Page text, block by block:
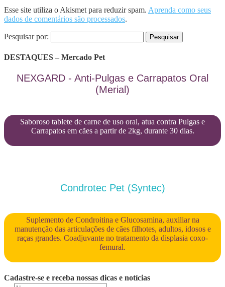
Esse site utiliza o Akismet para reduzir spam. Aprenda como seus
dados de comentários são processados.
Pesquisar por:
DESTAQUES – Mercado Pet
NEXGARD - Anti-Pulgas e Carrapatos Oral
(Merial)
Saboroso tablete de carne de uso oral, atua contra Pulgas e
Carrapatos em cães a partir de 2kg, durante 30 dias.
Condrotec Pet (Syntec)
Suplemento de Condroitina e Glucosamina, auxiliar na
manutenção das articulações de cães filhotes, adultos, idosos e
raças grandes. Coadjuvante no tratamento da displasia coxo-
femural.
Cadastre-se e receba nossas dicas e notícias